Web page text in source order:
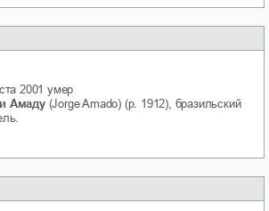
2001 умер
Амаду(Jorge Amado) (р. 1912), бразильский